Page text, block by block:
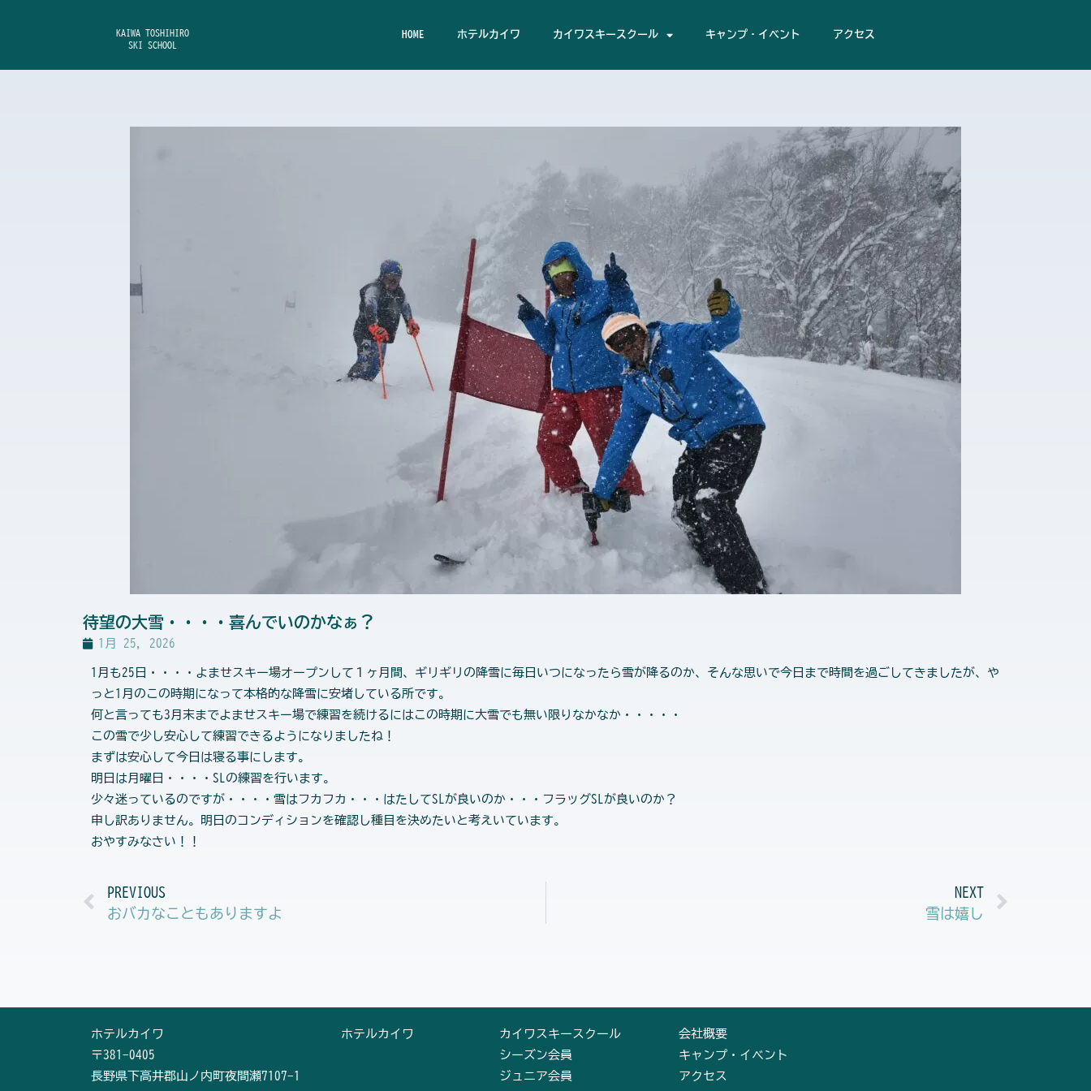
ス
KAIWA TOSHIHIRO
SKI SCHOOL
HOME ホテルカイワ カイワスキースクール キャンプ・イベント アクセス
待望の大雪・・・・喜んでいのかなぁ？
1月 25, 2026
1月も25日・・・・よませスキー場オープンして１ヶ月間、ギリギリの降雪に毎日いつになったら雪が降るのか、そんな思いで今日まで時間を過ごしてきましたが、や
っと1月のこの時期になって本格的な降雪に安堵している所です。
何と言っても3月末までよませスキー場で練習を続けるにはこの時期に大雪でも無い限りなかなか・・・・・
この雪で少し安心して練習できるようになりましたね！
まずは安心して今日は寝る事にします。
明日は月曜日・・・・SLの練習を行います。
少々迷っているのですが・・・・雪はフカフカ・・・はたしてSLが良いのか・・・フラッグSLが良いのか？
申し訳ありません。明日のコンディションを確認し種目を決めたいと考えいています。
おやすみなさい！！
Prev
PREVIOUS
おバカなこともありますよ
NEXT
雪は嬉し
ホテルカイワ
〒381-0405
長野県下高井郡山ノ内町夜間瀬7107-1
ホテルカイワ
カイワスキースクール
シーズン会員
ジュニア会員
会社概要
キャンプ・イベント
アクセス